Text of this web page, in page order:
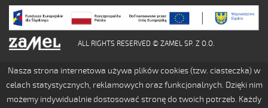
ALL RIGHTS RESERVED © ZAMEL SP. Z O.O.
Nasza strona internetowa używa plików cookies (tzw. ciasteczka) w
celach statystycznych, reklamowych oraz funkcjonalnych. Dzięki nim
możemy indywidualnie dostosować stronę do twoich potrzeb. Każdy